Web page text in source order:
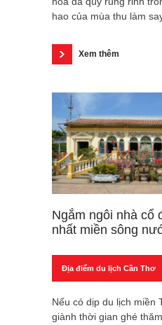
hao của mùa thu làm
Xem thêm
Ngắm ngôi nhà cổ
nhất miền sông
Địa điểm du lịch Cần Thơ
Nếu có dịp du lịch miền
giành thời gian ghé